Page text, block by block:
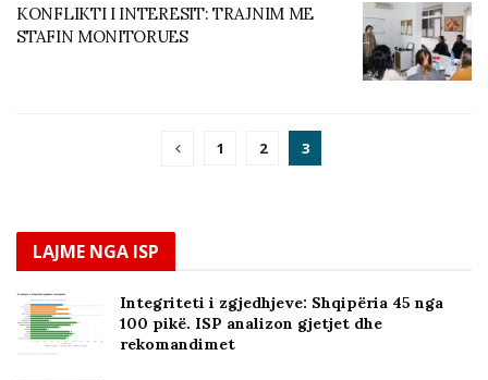
KONFLIKTI I INTERESIT: TRAJNIM ME
STAFIN MONITORUES
1 2 3
LAJME NGA ISP
Integriteti i zgjedhjeve: Shqipëria 45 nga
100 pikë. ISP analizon gjetjet dhe
rekomandimet